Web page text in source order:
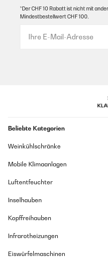
*Der CHF 10 Rabatt ist nicht mit
Mindestbestellwert CHF 100.
Beliebte Kategorien
Weinkühlschränke
Mobile Klimaanlagen
Luftentfeuchter
Inselhauben
Kopffreihauben
Infrarotheizungen
Eiswürfelmaschinen